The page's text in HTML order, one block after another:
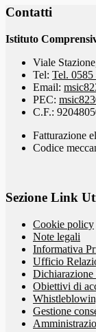
Contatti
Istituto
Viale
Tel: Tel. 0585
Email:
PEC:
C.F.:
Fatturazione
Codice
Sezione Link
Cookie policy
Note legali
Informativa
Ufficio
Dichiarazione
Obiettivi di
Gestione